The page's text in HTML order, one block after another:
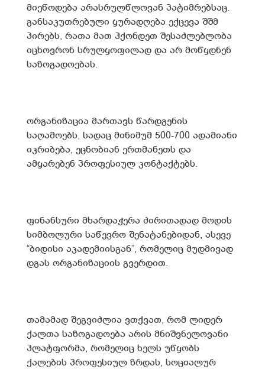
მიეწოდება არასრულწლოვან პატიმრებსაც.
განსაკუთრებული ყურადღება ექცევა შშმ
პირებს, რათა მათ ჰქონდეთ შესაძლებლობა
იცხოვრონ სრულყოფილად და არ მოწყდნენ
საზოგადოებას.
ორგანიზაცია მართავს წარდგენის
საღამოებს, სადაც მინიმუმ 500-700 ადამიანი
იკრიბება, ეცნობიან ერთმანეთს და
ამყარებენ პროფესიულ კონტაქტებს.
ფინანსური მხარდაჭერა ძირითადად მოდის
სიმბოლური საწევრო შენატანებიდან, ასევე
“ბიდისი აკადემიისგან”, რომელიც მუდმივად
დგას ორგანიზაციის გვერდით.
თამამად შეგვიძლია ვთქვათ, რომ ლიდერ
ქალთა საზოგადოება არის მნიშვნელოვანი
პლატფორმა, რომელიც ხელს უწყობს
ქალების პროფესიულ ზრდას, სოციალურ